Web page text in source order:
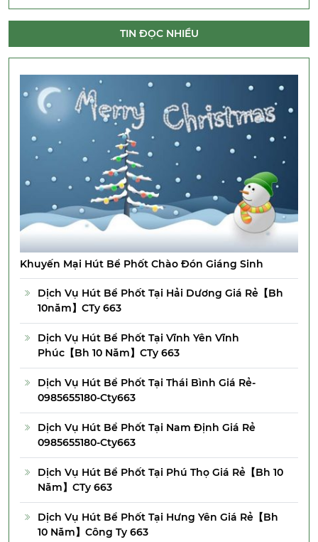
TIN ĐỌC NHIỀU
Khuyến Mại Hút Bể Phốt Chào Đón Giáng Sinh
Dịch Vụ Hút Bể Phốt Tại Hải Dương Giá Rẻ【Bh
10năm】CTy 663
Dịch Vụ Hút Bể Phốt Tại Vĩnh Yên Vĩnh
Phúc【Bh 10 Năm】CTy 663
Dịch Vụ Hút Bể Phốt Tại Thái Bình Giá Rẻ-
0985655180-Cty663
Dịch Vụ Hút Bể Phốt Tại Nam Định Giá Rẻ
0985655180-Cty663
Dịch Vụ Hút Bể Phốt Tại Phú Thọ Giá Rẻ【Bh 10
Năm】CTy 663
Dịch Vụ Hút Bể Phốt Tại Hưng Yên Giá Rẻ【Bh
10 Năm】Công Ty 663